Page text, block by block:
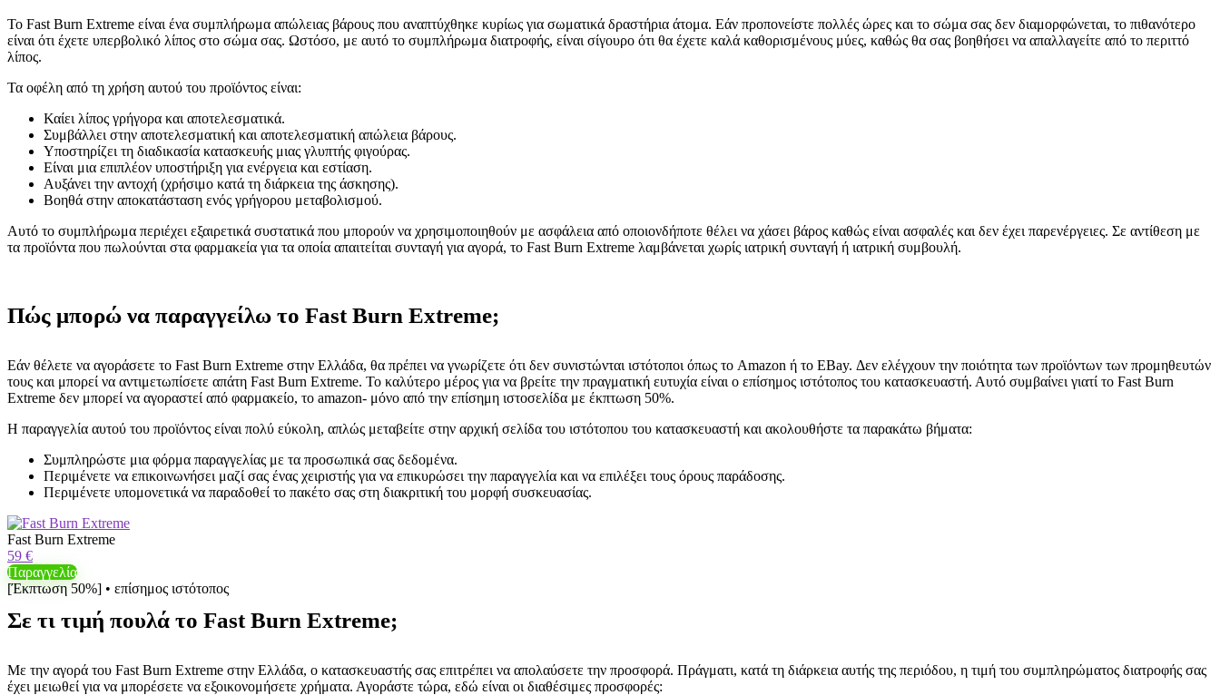
Το Fast Burn Extreme είναι ένα συμπλήρωμα απώλειας βάρους που αναπτύχθηκε κυρίως για σωματικά δραστήρια άτομα. Εάν προπονείστε πολλές ώρες και το σώμα σας δεν διαμορφώνεται, το πιθανότερο
είναι ότι έχετε υπερβολικό λίπος στο σώμα σας. Ωστόσο, με αυτό το συμπλήρωμα διατροφής, είναι σίγουρο ότι θα έχετε καλά καθορισμένους μύες, καθώς θα σας βοηθήσει να απαλλαγείτε από το περιττό
λίπος.
Τα οφέλη από τη χρήση αυτού του προϊόντος είναι:
Καίει λίπος γρήγορα και αποτελεσματικά.
Συμβάλλει στην αποτελεσματική και αποτελεσματική απώλεια βάρους.
Υποστηρίζει τη διαδικασία κατασκευής μιας γλυπτής φιγούρας.
Είναι μια επιπλέον υποστήριξη για ενέργεια και εστίαση.
Αυξάνει την αντοχή (χρήσιμο κατά τη διάρκεια της άσκησης).
Βοηθά στην αποκατάσταση ενός γρήγορου μεταβολισμού.
Αυτό το συμπλήρωμα περιέχει εξαιρετικά συστατικά που μπορούν να χρησιμοποιηθούν με ασφάλεια από οποιονδήποτε θέλει να χάσει βάρος καθώς είναι ασφαλές και δεν έχει παρενέργειες. Σε αντίθεση με
τα προϊόντα που πωλούνται στα φαρμακεία για τα οποία απαιτείται συνταγή για αγορά, το Fast Burn Extreme λαμβάνεται χωρίς ιατρική συνταγή ή ιατρική συμβουλή.
Πώς μπορώ να παραγγείλω το Fast Burn Extreme;
Εάν θέλετε να αγοράσετε το Fast Burn Extreme στην Ελλάδα, θα πρέπει να γνωρίζετε ότι δεν συνιστώνται ιστότοποι όπως το Amazon ή το EBay. Δεν ελέγχουν την ποιότητα των προϊόντων των προμηθευτών
τους και μπορεί να αντιμετωπίσετε απάτη Fast Burn Extreme. Το καλύτερο μέρος για να βρείτε την πραγματική ευτυχία είναι ο επίσημος ιστότοπος του κατασκευαστή. Αυτό συμβαίνει γιατί το Fast Burn
Extreme δεν μπορεί να αγοραστεί από φαρμακείο, το amazon- μόνο από την επίσημη ιστοσελίδα με έκπτωση 50%.
Η παραγγελία αυτού του προϊόντος είναι πολύ εύκολη, απλώς μεταβείτε στην αρχική σελίδα του ιστότοπου του κατασκευαστή και ακολουθήστε τα παρακάτω βήματα:
Συμπληρώστε μια φόρμα παραγγελίας με τα προσωπικά σας δεδομένα.
Περιμένετε να επικοινωνήσει μαζί σας ένας χειριστής για να επικυρώσει την παραγγελία και να επιλέξει τους όρους παράδοσης.
Περιμένετε υπομονετικά να παραδοθεί το πακέτο σας στη διακριτική του μορφή συσκευασίας.
Fast Burn Extreme
59 €
Παραγγελία
[Έκπτωση 50%] • επίσημος ιστότοπος
Σε τι τιμή πουλά το Fast Burn Extreme;
Με την αγορά του Fast Burn Extreme στην Ελλάδα, ο κατασκευαστής σας επιτρέπει να απολαύσετε την προσφορά. Πράγματι, κατά τη διάρκεια αυτής της περιόδου, η τιμή του συμπληρώματος διατροφής σας
έχει μειωθεί για να μπορέσετε να εξοικονομήσετε χρήματα. Αγοράστε τώρα, εδώ είναι οι διαθέσιμες προσφορές: